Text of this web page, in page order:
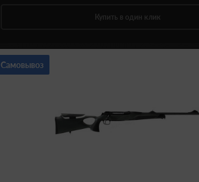
Купить в один клик
Самовывоз